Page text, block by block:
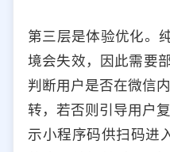
第三层是体验优化。
境会失效，因此需要
判断用户是否在微信
转，若否则引导用户
示小程序码供扫码进